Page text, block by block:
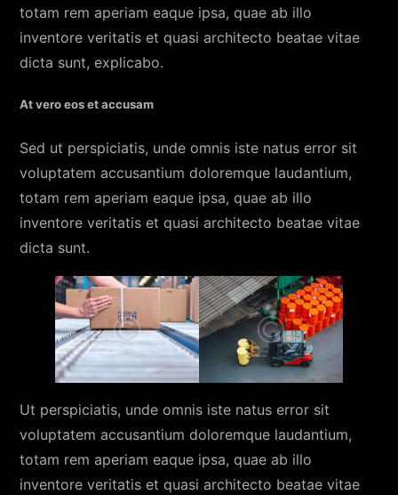
totam rem aperiam eaque ipsa, quae ab illo
inventore veritatis et quasi architecto beatae vitae
dicta sunt, explicabo.
At vero eos et accusam
Sed ut perspiciatis, unde omnis iste natus error sit
voluptatem accusantium doloremque laudantium,
totam rem aperiam eaque ipsa, quae ab illo
inventore veritatis et quasi architecto beatae vitae
dicta sunt.
Ut perspiciatis, unde omnis iste natus error sit
voluptatem accusantium doloremque laudantium,
totam rem aperiam eaque ipsa, quae ab illo
inventore veritatis et quasi architecto beatae vitae